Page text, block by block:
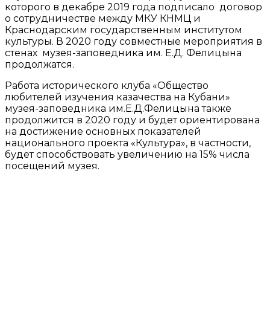
которого в декабре 2019 года подписало договор
о сотрудничестве между МКУ КНМЦ и
Краснодарским государственным институтом
культуры. В 2020 году совместные мероприятия в
стенах музея-заповедника им. Е.Д. Фелицына
продолжатся.
Работа исторического клуба «Общество
любителей изучения казачества на Кубани»
музея-заповедника им.Е.Д.Фелицына также
продолжится в 2020 году и будет ориентирована
на достижение основных показателей
национального проекта «Культура», в частности,
будет способствовать увеличению на 15% числа
посещений музея.